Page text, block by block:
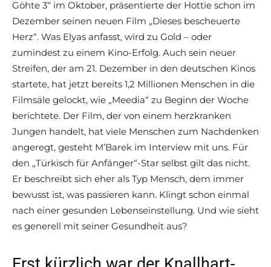
Göhte 3“ im Oktober, präsentierte der Hottie schon im
Dezember seinen neuen Film „Dieses bescheuerte
Herz“. Was Elyas anfasst, wird zu Gold – oder
zumindest zu einem Kino-Erfolg. Auch sein neuer
Streifen, der am 21. Dezember in den deutschen Kinos
startete, hat jetzt bereits 1,2 Millionen Menschen in die
Filmsäle gelockt, wie „Meedia“ zu Beginn der Woche
berichtete. Der Film, der von einem herzkranken
Jungen handelt, hat viele Menschen zum Nachdenken
angeregt, gesteht M’Barek im Interview mit uns. Für
den „Türkisch für Anfänger“-Star selbst gilt das nicht.
Er beschreibt sich eher als Typ Mensch, dem immer
bewusst ist, was passieren kann. Klingt schon einmal
nach einer gesunden Lebenseinstellung. Und wie sieht
es generell mit seiner Gesundheit aus?